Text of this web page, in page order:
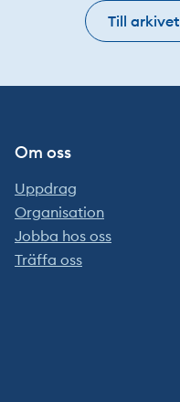
Till arkivet
Om oss
Uppdrag
Organisation
Jobba hos oss
Träffa oss